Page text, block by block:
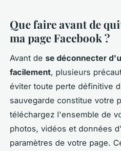
Que faire avant de
ma page Facebook ?
Avant de se déconnecter
facilement, plusieurs
éviter toute perte définitive
sauvegarde constitue votre
téléchargez l'ensemble de
photos, vidéos et données
paramètres de votre page.